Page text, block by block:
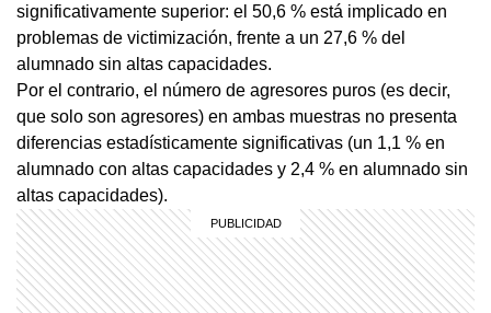
significativamente superior: el 50,6 % está implicado en
problemas de victimización, frente a un 27,6 % del
alumnado sin altas capacidades.
Por el contrario, el número de agresores puros (es decir,
que solo son agresores) en ambas muestras no presenta
diferencias estadísticamente significativas (un 1,1 % en
alumnado con altas capacidades y 2,4 % en alumnado sin
altas capacidades).